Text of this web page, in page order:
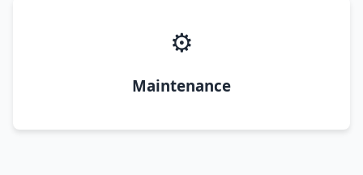
⚙️
Maintenance